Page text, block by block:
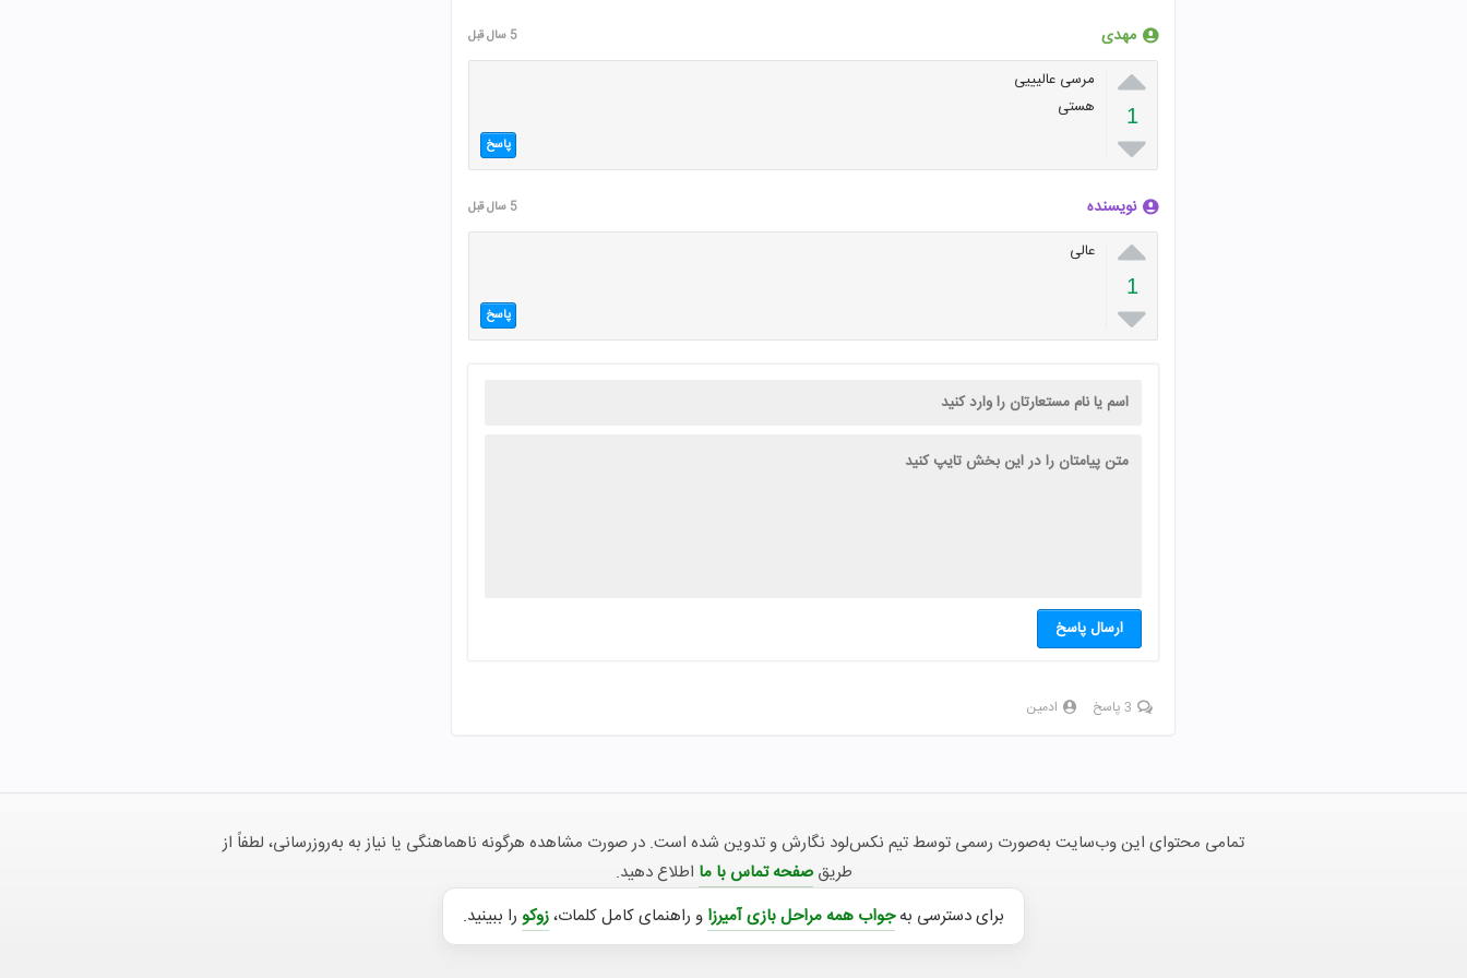
مهدی 5 سال قبل

1

مرسی عالیییی
هستی
پاسخ
نویسنده 5 سال قبل

1

عالی
پاسخ
ارسال پاسخ
3 پاسخ ادمین
تمامی محتوای این وب‌سایت به‌صورت رسمی توسط تیم نکس‌لود نگارش و تدوین شده است. در صورت مشاهده هرگونه ناهماهنگی یا نیاز به به‌روزرسانی، لطفاً از
طریقصفحه تماس با ما اطلاع دهید.
برای دسترسی به جواب همه مراحل بازی آمیرزا و راهنمای کامل کلمات،زوکو را ببینید.